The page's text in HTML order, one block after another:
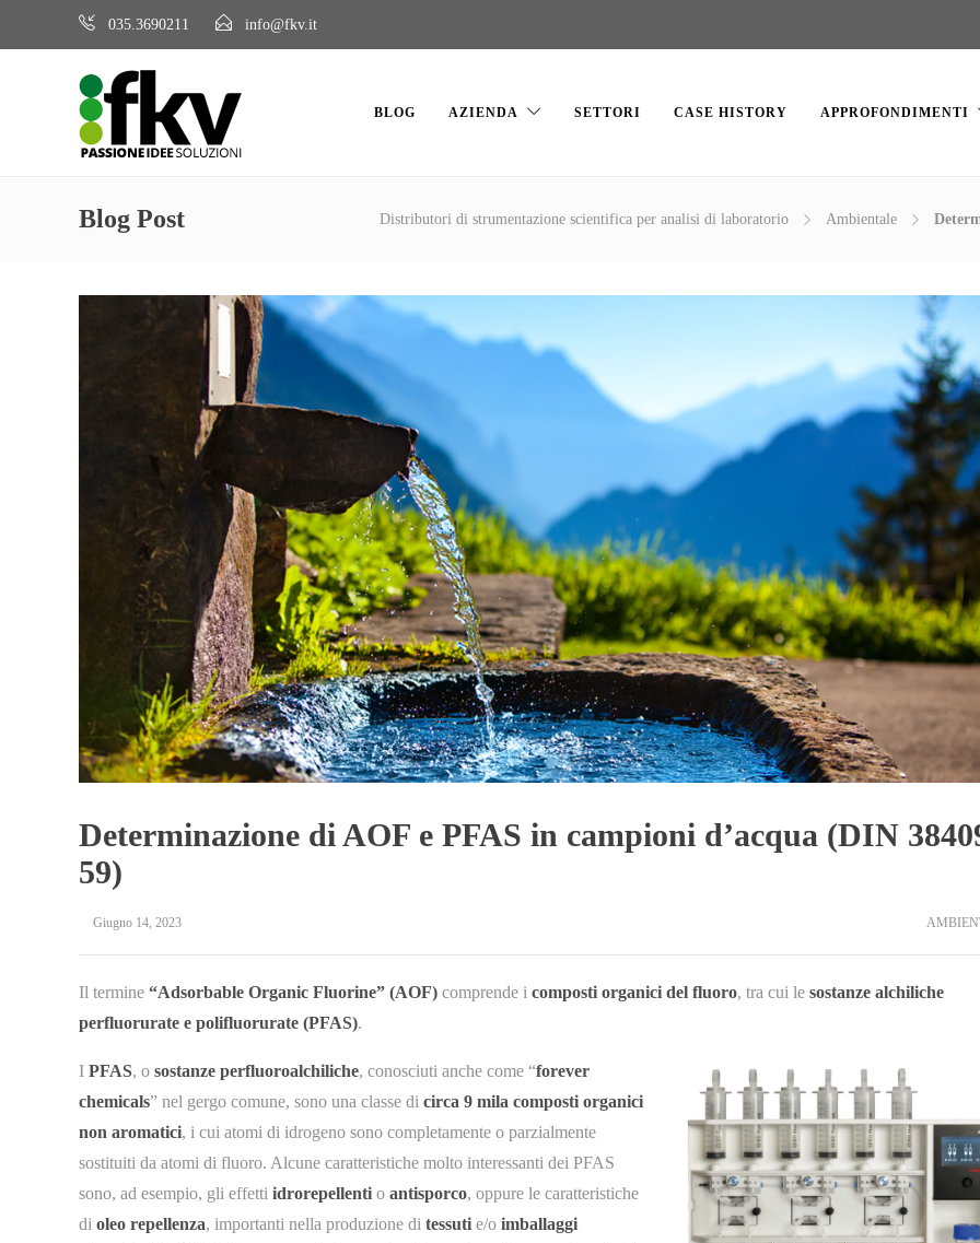
035.3690211 info@fkv.it
BLOG AZIENDA SETTORI CASE HISTORY APPROFONDIMENTI
Blog Post Distributori di strumentazione scientifica per analisi di laboratorio Ambientale
Determinazione di AOF e PFAS in campioni d’acqua (DIN
59)
Giugno 14, 2023
Il termine “Adsorbable Organic Fluorine” (AOF) comprende i composti organici del fluoro, tra cui le sostanze alchiliche
perfluorurate e polifluorurate (PFAS).
I PFAS, o sostanze perfluoroalchiliche, conosciuti anche come “forever
chemicals” nel gergo comune, sono una classe di circa 9 mila composti organici
non aromatici, i cui atomi di idrogeno sono completamente o parzialmente
sostituiti da atomi di fluoro. Alcune caratteristiche molto interessanti dei PFAS
sono, ad esempio, gli effetti idrorepellenti o antisporco, oppure le caratteristiche
di oleo repellenza, importanti nella produzione di tessuti e/o imballaggi